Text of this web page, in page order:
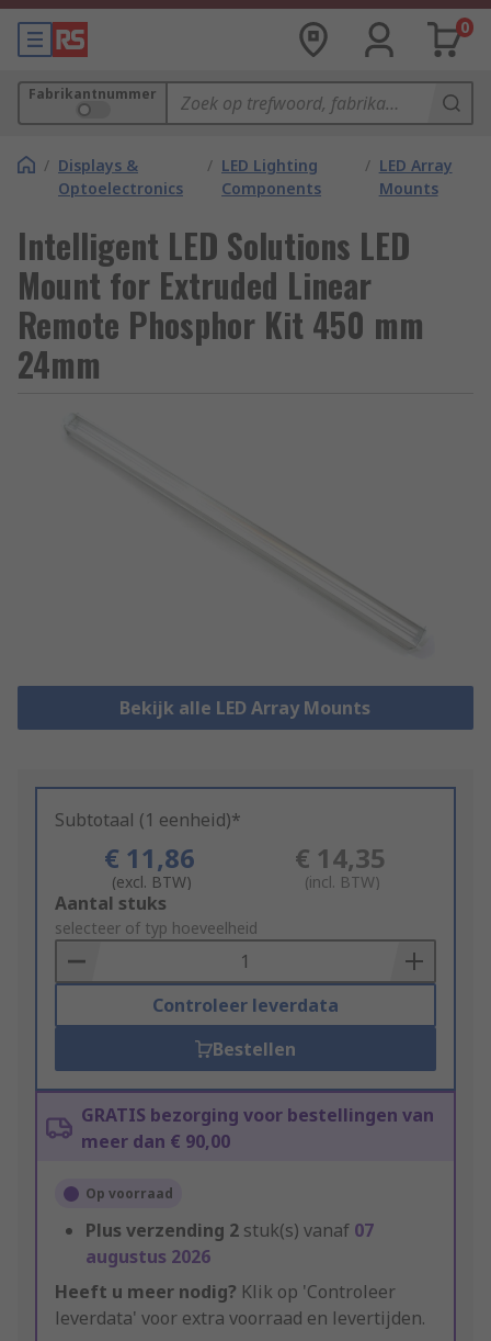
0
Fabrikantnummer
/ Displays &
Optoelectronics
/ LED Lighting
Components
/ LED Array
Mounts
Intelligent LED Solutions LED
Mount for Extruded Linear
Remote Phosphor Kit 450 mm
24mm
Bekijk alle LED Array Mounts
Subtotaal (1 eenheid)*
€ 11,86
(excl. BTW)
€ 14,35
(incl. BTW)
Add
to
Basket
Aantal stuks
selecteer of typ hoeveelheid
Controleer leverdata
Bestellen
GRATIS bezorging voor bestellingen van
meer dan € 90,00
Op voorraad
Plus verzending 2 stuk(s) vanaf 07
augustus 2026
Heeft u meer nodig? Klik op 'Controleer
leverdata' voor extra voorraad en levertijden.